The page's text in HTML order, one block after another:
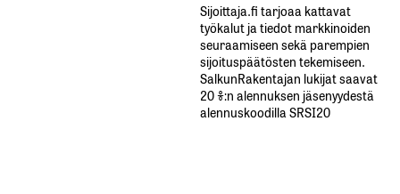
Sijoittaja.fi tarjoaa kattavat
työkalut ja tiedot markkinoiden
seuraamiseen sekä parempien
sijoituspäätösten tekemiseen.
SalkunRakentajan lukijat saavat
20 %:n alennuksen jäsenyydestä
alennuskoodilla SRSI20